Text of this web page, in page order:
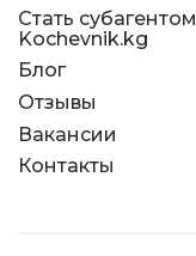
Стать субагентом
Kochevnik.kg
Блог
Отзывы
Вакансии
Контакты